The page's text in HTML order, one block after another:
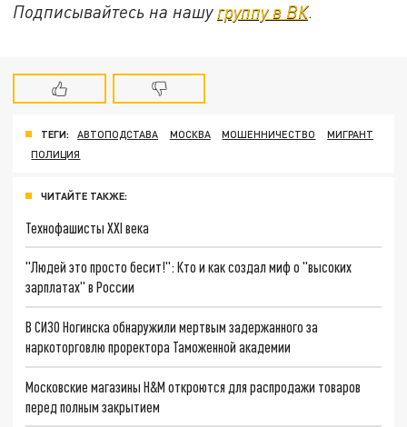
Подписывайтесь на нашу группу в ВК.
ТЕГИ: АВТОПОДСТАВА МОСКВА МОШЕННИЧЕСТВО
МИГРАНТ
ПОЛИЦИЯ
ЧИТАЙТЕ ТАКЖЕ:
Технофашисты XXI века
"Людей это просто бесит!": Кто и как создал миф о "высоких
зарплатах" в России
В СИЗО Ногинска обнаружили мертвым задержанного за
наркоторговлю проректора Таможенной академии
Московские магазины H&M откроются для распродажи товаров
перед полным закрытием